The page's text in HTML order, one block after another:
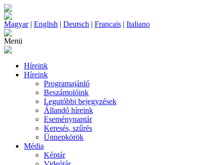
Magyar| English | Deutsch | Francais | Italiano
Menü
Híreink
Híreink
Programajánló
Beszámolóink
Legutóbbi bejegyzések
Állandó híreink
Eseménynaptár
Keresés, szűrés
Ünnepkörök
Média
Képtár